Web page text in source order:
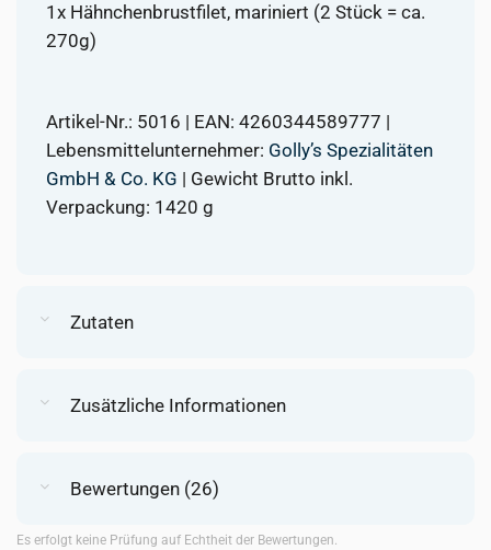
1x Hähnchenbrustfilet, mariniert (2 Stück = ca.
270g)
Artikel-Nr.: 5016 | EAN: 4260344589777 |
Lebensmittelunternehmer: Golly’s Spezialitäten
GmbH & Co. KG | Gewicht Brutto inkl.
Verpackung: 1420 g
Zutaten
Zusätzliche Informationen
Bewertungen (26)
Es erfolgt keine Prüfung auf Echtheit der Bewertungen.